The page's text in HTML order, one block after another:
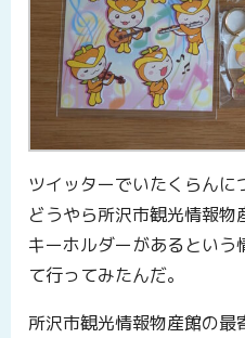
ツイッターでいたくらんに
どうやら所沢市観光情報
キーホルダーがあるとい
て行ってみたんだ。
所沢市観光情報物産館の最